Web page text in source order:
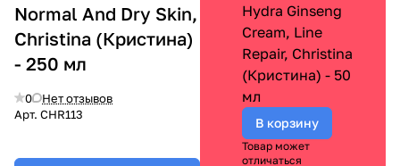
Normal And Dry Skin,
Christina (Кристина)
- 250 мл
0
Нет отзывов
Арт. CHR113
Hydra Ginseng
Cream, Line
Repair, Christina
(Кристина) - 50
мл
В корзину
Товар может
отличаться